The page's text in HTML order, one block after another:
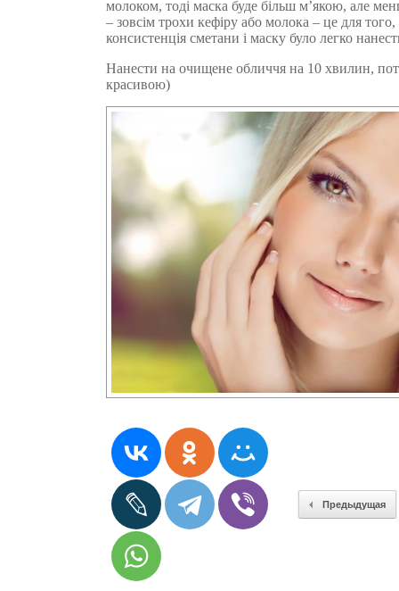
молоком, тоді маска буде більш м’якою, але
– зовсім трохи кефіру або молока – це для
консистенція сметани і маску було легко
Нанести на очищене обличчя на 10 хвилин,
красивою)
Предыдущая